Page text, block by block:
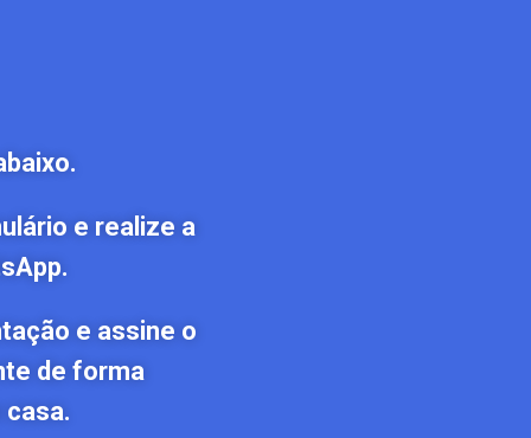
e realize a
e assine o
de forma